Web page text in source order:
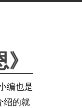
编也是
绍的就